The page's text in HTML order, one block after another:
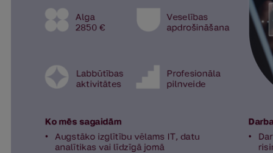
Studentu dzīve
Fakultātes
Stratēģija
Struktūra